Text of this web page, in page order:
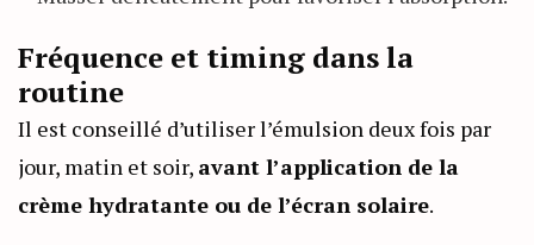
Fréquence et timing dans la
routine
Il est conseillé d’utiliser l’émulsion deux fois par
jour, matin et soir, avant l’application de la
crème hydratante ou de l’écran solaire.